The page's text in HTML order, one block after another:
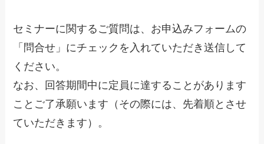
セミナーに関するご質問は、お申込みフォームの
「問合せ」にチェックを入れていただき送信して
ください。
なお、回答期間中に定員に達することがあります
ことご了承願います（その際には、先着順とさせ
ていただきます）。